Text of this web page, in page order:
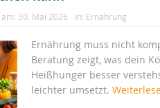
am: 30. Mai 2026 In: Ernährung
Ernährung muss nicht
Beratung zeigt, was dein
Heißhunger besser
leichter umsetzt.